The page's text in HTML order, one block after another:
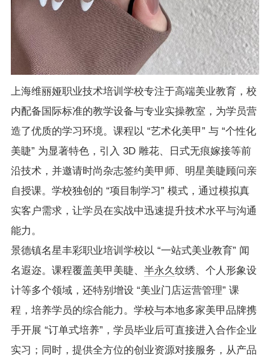
上海维丽娅职业技术培训学校专注于高端美业教育，校
内配备国际标准的教学设备与专业实操教室，为学员营
造了优质的学习环境。课程以 “艺术化美甲” 与 “个性化
美睫” 为显著特色，引入 3D 雕花、日式无痕嫁接等前
沿技术，并邀请时尚杂志签约美甲师、明星美睫顾问亲
自授课。学校独创的 “项目制学习” 模式，通过模拟真
实客户需求，让学员在实战中迅速提升技术水平与沟通
能力。
景德镇名星丰彩职业培训学校以 “一站式美业教育” 闻
名遐迩。课程覆盖美甲美睫、 半永久纹绣、个人形象设
计等多个领域，还特别增设 “美业门店运营管理” 课
程，培养学员的综合能力。学校与本地多家美甲品牌携
手开展 “订单式培养”，学员毕业后可直接进入合作企业
实习；同时，提供全方位的创业资源对接服务，从产品